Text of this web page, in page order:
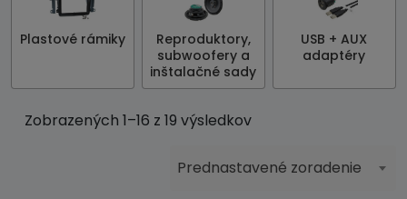
Plastové rámiky
Reproduktory,
subwoofery a
inštalačné sady
USB + AUX
adaptéry
Zobrazených 1–16 z 19 výsledkov
Prednastavené zoradenie